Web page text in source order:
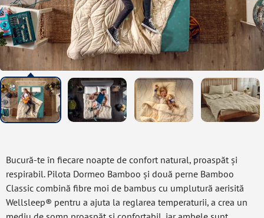
Bucură-te în fiecare noapte de confort natural, proaspăt și
respirabil. Pilota Dormeo Bamboo și două perne Bamboo
Classic combină fibre moi de bambus cu umplutură aerisită
Wellsleep® pentru a ajuta la reglarea temperaturii, a crea un